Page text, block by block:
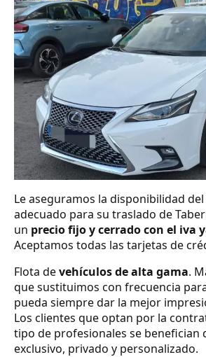
Le aseguramos la disponibilidad
adecuado para su traslado de
un precio fijo y cerrado con el iva
Aceptamos todas las tarjetas de
Flota devehículos de alta gama.
que sustituimos con frecuencia
pueda siempre dar la mejor
Los clientes que optan por la
tipo de profesionales se benefician
exclusivo, privado y personalizado.